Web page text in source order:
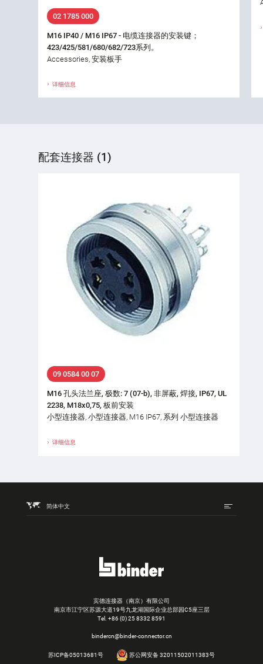
02 1785 000
M16 IP40 / M16 IP67 - 电缆连接器的安装键；
423/425/581/680/682/723系列。
Accessories, 安装板手
详细信息
配套连接器 (1)
09 0584 00 07
M16 孔头法兰座, 极数: 7 (07-b), 非屏蔽, 焊接, IP67, UL
2238, M18x0,75, 板前安装
小型连接器, 小型连接器, M16 IP67, 系列 小型连接器
详细信息
简体中文
宾德连接器（南京）有限公司
南京市江宁区苏源大道19号九龙湖国际企业总部园C5座三层
Tel. +86 (0) 25 8332 8591
bindercn@binder-connector.cn
苏ICP备05013681号 苏公网安备 32011502011383号